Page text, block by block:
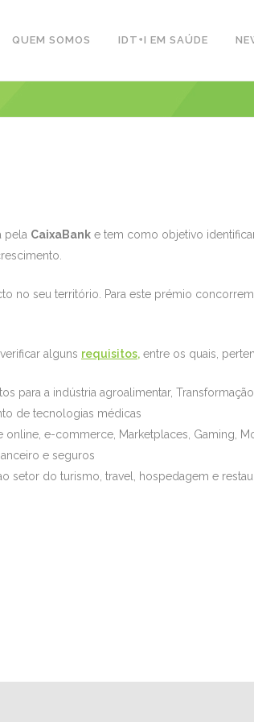
QUEM SOMOS IDT+I EM SAÚDE
pela CaixaBank e tem como objetivo
no seu território. Para este prémio
alguns requisitos, entre os quais,
para a indústria agroalimentar,
de tecnologias médicas
e-commerce, Marketplaces, Gaming,
e seguros
setor do turismo, travel, hospedagem e